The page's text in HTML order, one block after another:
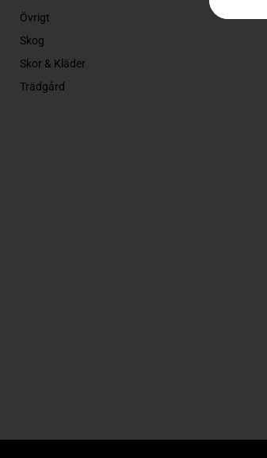
Övrigt
Skog
Skor & Kläder
Trädgård